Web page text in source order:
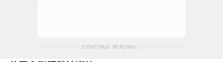
CONTINUE READING